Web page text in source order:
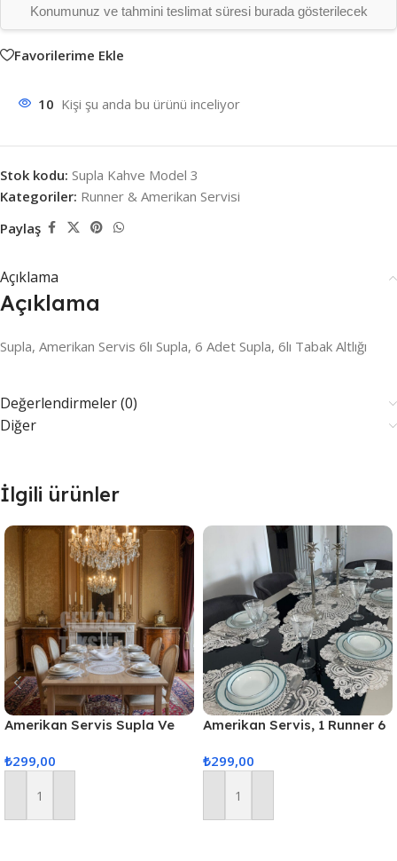
Konumunuz ve tahmini teslimat süresi burada gösterilecek
Favorilerime Ekle
10 Kişi şu anda bu ürünü inceliyor
Stok kodu: Supla Kahve Model 3
Kategoriler: Runner & Amerikan Servisi
Paylaş
Açıklama
Açıklama
Supla, Amerikan Servis 6lı Supla, 6 Adet Supla, 6lı Tabak Altlığı
Değerlendirmeler (0)
Diğer
İlgili ürünler
Amerikan Servis Supla Ve
₺299,00
Sepete Ekle
Amerikan Servis, 1 Runner 6
Masa Örtüsü Seti, Servis
₺299,00
Sepete Ekle